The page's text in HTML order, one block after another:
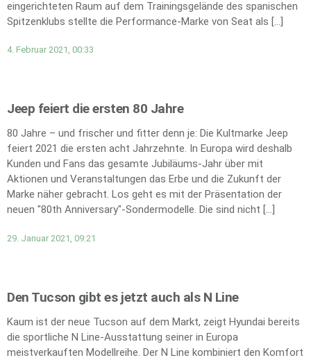
eingerichteten Raum auf dem Trainingsgelände des spanischen
Spitzenklubs stellte die Performance-Marke von Seat als […]
4. Februar 2021, 00:33
Jeep feiert die ersten 80 Jahre
80 Jahre – und frischer und fitter denn je: Die Kultmarke Jeep
feiert 2021 die ersten acht Jahrzehnte. In Europa wird deshalb
Kunden und Fans das gesamte Jubiläums-Jahr über mit
Aktionen und Veranstaltungen das Erbe und die Zukunft der
Marke näher gebracht. Los geht es mit der Präsentation der
neuen "80th Anniversary"-Sondermodelle. Die sind nicht […]
29. Januar 2021, 09:21
Den Tucson gibt es jetzt auch als N Line
Kaum ist der neue Tucson auf dem Markt, zeigt Hyundai bereits
die sportliche N Line-Ausstattung seiner in Europa
meistverkauften Modellreihe. Der N Line kombiniert den Komfort